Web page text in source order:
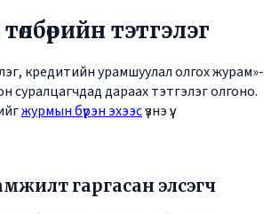
тэтгэлэг
кредитийн урамшуулал олгох журам»-
суралцагчдад дараах тэтгэлэг олгоно.
журмын бүрэн эхээсүзнэ үү.
гаргасан элсэгч